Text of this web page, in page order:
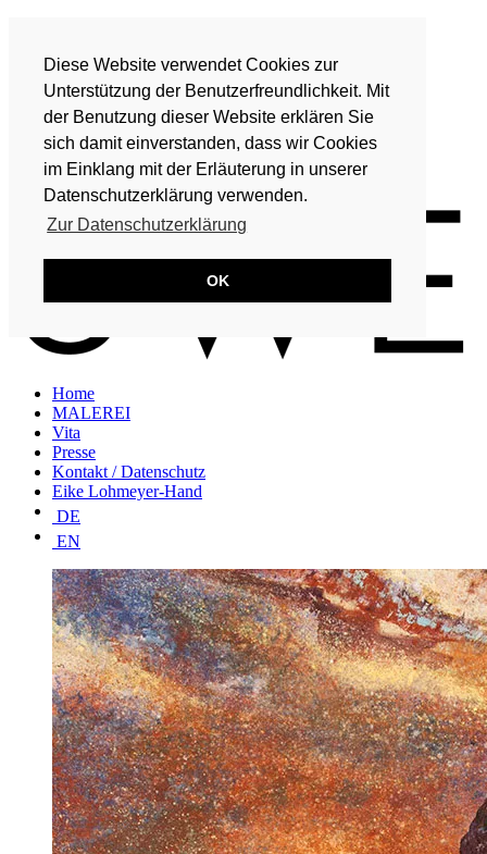
Diese Website verwendet Cookies zur
Unterstützung der Benutzerfreundlichkeit. Mit
der Benutzung dieser Website erklären Sie
sich damit einverstanden, dass wir Cookies
im Einklang mit der Erläuterung in unserer
Datenschutzerklärung verwenden.
Zur Datenschutzerklärung
OK
Vita
Presse
Kontakt / Datenschutz
Eike Lohmeyer-Hand
DE
EN
Home
MALEREI
Vita
Presse
Kontakt / Datenschutz
Eike Lohmeyer-Hand
DE
EN